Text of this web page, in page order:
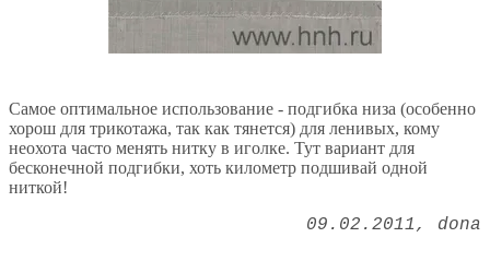
Самое оптимальное использование - подгибка низа (особенно
хорош для трикотажа, так как тянется) для ленивых, кому
неохота часто менять нитку в иголке. Тут вариант для
бесконечной подгибки, хоть километр подшивай одной
ниткой!
09.02.2011 dona